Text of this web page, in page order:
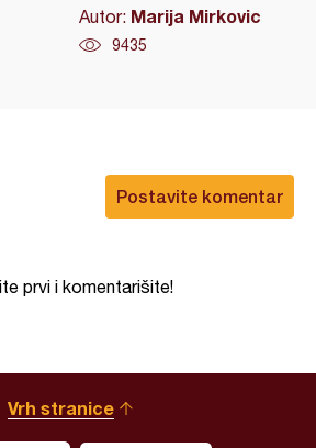
Autor: Marija Mirkovic
9435
Postavite komentar
prvi i komentarišite!
Vrh stranice